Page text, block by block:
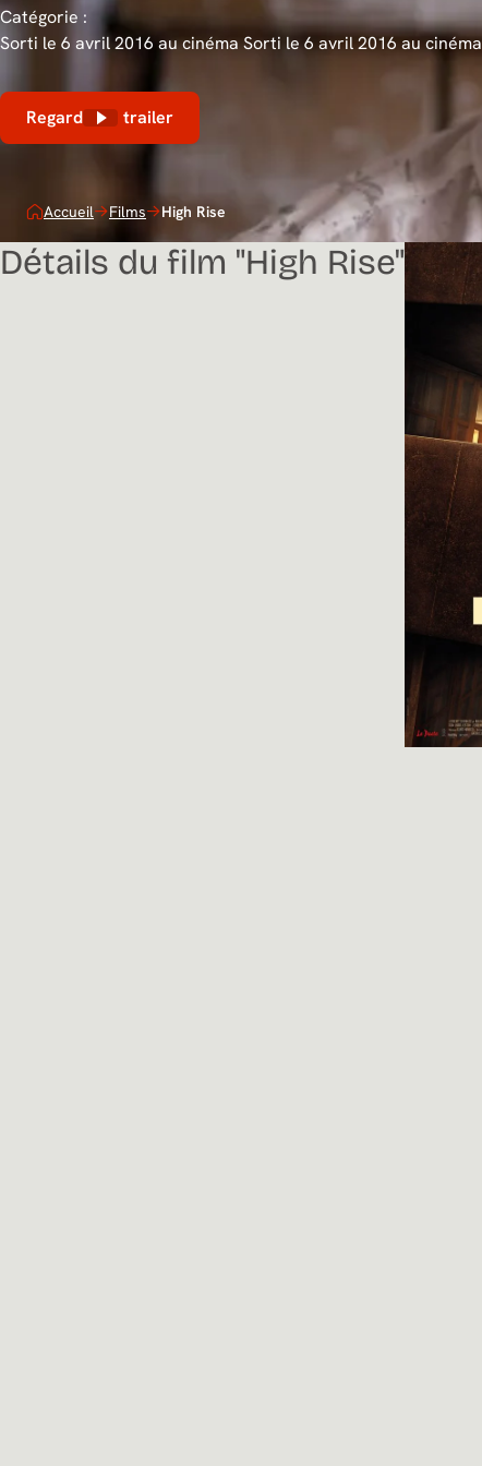
Catégorie :
Sorti le 6 avril 2016 au cinéma Sorti le 6 avril 2016 au cinéma
Regarder le trailer
Accueil Films High Rise
Détails du film "High Rise"